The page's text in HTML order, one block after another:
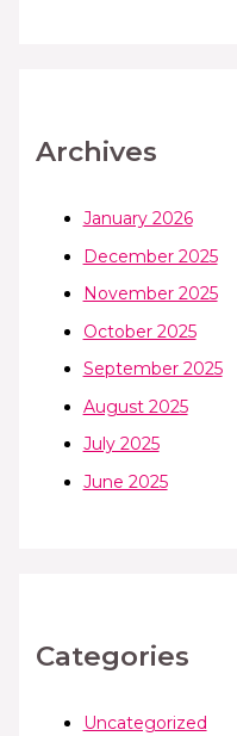
Archives
January 2026
December 2025
November 2025
October 2025
September 2025
August 2025
July 2025
June 2025
Categories
Uncategorized